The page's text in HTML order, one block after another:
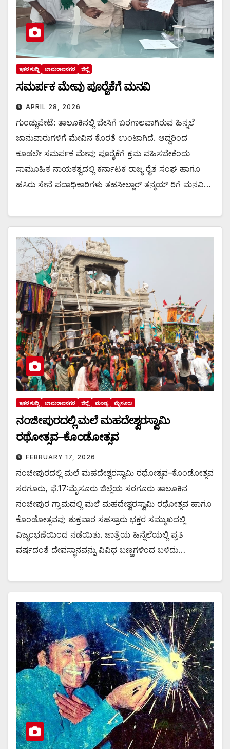
ಇತರ ಸುದ್ದಿ ಚಾಮರಾಜನಗರ ಜಿಲ್ಲೆ
ಸಮರ್ಪಕ ಮೇವು ಪೂರೈಕೆಗೆ ಮನವಿ
APRIL 28, 2026
ಗುಂಡ್ಲುಪೇಟೆ: ತಾಲೂಕಿನಲ್ಲಿ ಬೇಸಿಗೆ ಬರಗಾಲವಾಗಿರುವ ಹಿನ್ನಲೆ
ಜಾನುವಾರುಗಳಿಗೆ ಮೇವಿನ ಕೊರತೆ ಉಂಟಾಗಿದೆ. ಆದ್ದರಿಂದ
ಕೂಡಲೇ ಸಮರ್ಪಕ ಮೇವು ಪೂರೈಕೆಗೆ ಕ್ರಮ ವಹಿಸಬೇಕೆಂದು
ಸಾಮೂಹಿಕ ನಾಯಕತ್ವದಲ್ಲಿ ಕರ್ನಾಟಕ ರಾಜ್ಯ ರೈತ ಸಂಘ ಹಾಗೂ
ಹಸಿರು ಸೇನೆ ಪದಾಧಿಕಾರಿಗಳು ತಹಸೀಲ್ದಾರ್ ತನ್ಮಯ್ ರಿಗೆ ಮನವಿ…
ಇತರ ಸುದ್ದಿ ಚಾಮರಾಜನಗರ ಜಿಲ್ಲೆ ಮಂಡ್ಯ ಮೈಸೂರು
ನಂಜೀಪುರದಲ್ಲಿ ಮಲೆ ಮಹದೇಶ್ವರಸ್ವಾಮಿ
ರಥೋತ್ಸವ–ಕೊಂಡೋತ್ಸವ
FEBRUARY 17, 2026
ನಂಜೀಪುರದಲ್ಲಿ ಮಲೆ ಮಹದೇಶ್ವರಸ್ವಾಮಿ ರಥೋತ್ಸವ–ಕೊಂಡೋತ್ಸವ
ಸರಗೂರು, ಫೆ.17:ಮೈಸೂರು ಜಿಲ್ಲೆಯ ಸರಗೂರು ತಾಲೂಕಿನ
ನಂಜೀಪುರ ಗ್ರಾಮದಲ್ಲಿ ಮಲೆ ಮಹದೇಶ್ವರಸ್ವಾಮಿ ರಥೋತ್ಸವ ಹಾಗೂ
ಕೊಂಡೋತ್ಸವವು ಶುಕ್ರವಾರ ಸಹಸ್ರಾರು ಭಕ್ತರ ಸಮ್ಮುಖದಲ್ಲಿ
ವಿಜೃಂಭಣೆಯಿಂದ ನಡೆಯಿತು. ಜಾತ್ರೆಯ ಹಿನ್ನೆಲೆಯಲ್ಲಿ ಪ್ರತಿ
ವರ್ಷದಂತೆ ದೇವಸ್ಥಾನವನ್ನು ವಿವಿಧ ಬಣ್ಣಗಳಿಂದ ಬಳಿದು…